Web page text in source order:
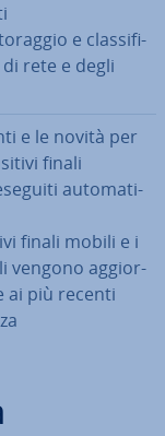
e clas­si­fi­
rete e degli
e le novità per
finali
au­to­ma­ti­
finali mobili e i
vengono ag­gior­
ai più recenti